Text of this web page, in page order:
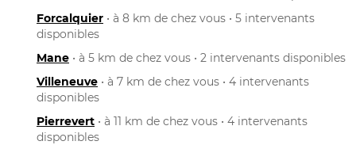
Forcalquier • à 8 km de chez vous • 5 intervenants
disponibles
Mane • à 5 km de chez vous • 2 intervenants disponibles
Villeneuve • à 7 km de chez vous • 4 intervenants
disponibles
Pierrevert • à 11 km de chez vous • 4 intervenants
disponibles